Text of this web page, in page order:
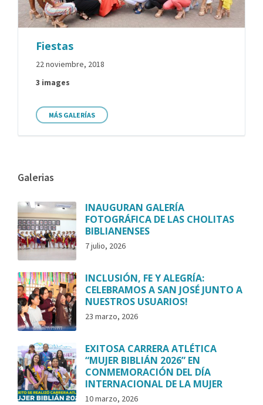
Fiestas
22 noviembre, 2018
3 images
MÁS GALERÍAS
Galerias
INAUGURAN GALERÍA
FOTOGRÁFICA DE LAS CHOLITAS
BIBLIANENSES
7 julio, 2026
INCLUSIÓN, FE Y ALEGRÍA:
CELEBRAMOS A SAN JOSÉ JUNTO A
NUESTROS USUARIOS!
23 marzo, 2026
EXITOSA CARRERA ATLÉTICA
“MUJER BIBLIÁN 2026” EN
CONMEMORACIÓN DEL DÍA
INTERNACIONAL DE LA MUJER
10 marzo, 2026